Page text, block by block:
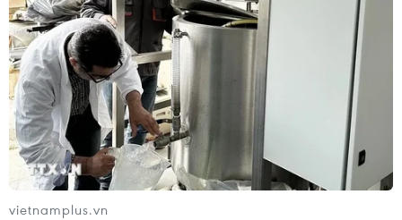
dự án Cao tốc Bắc-Nam:
Cần có hướng dẫn cụ thể
Tỉnh Phú Yên đề nghị Bộ Giao
thông Vận tải phối hợp với Bộ Tài
nguyên và Môi trường có hướng
dẫn cụ thể để có cơ sở thống nhất
giải quyết điều phối vật liệu khai
thác phục vụ thi công Cao tốc
Bắc-Nam.
vietnamplus.vn